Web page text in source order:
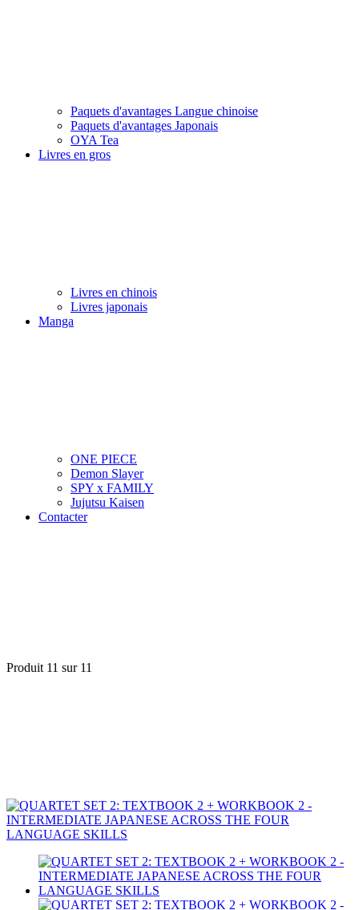
Paquets d'avantages Langue chinoise
Paquets d'avantages Japonais
OYA Tea
Livres en gros
Livres en chinois
Livres japonais
Manga
ONE PIECE
Demon Slayer
SPY x FAMILY
Jujutsu Kaisen
Contacter
Produit 11 sur 11